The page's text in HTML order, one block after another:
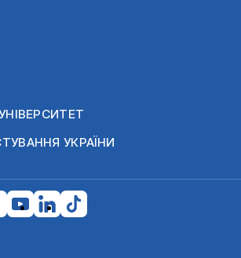
УКРАЇНИ